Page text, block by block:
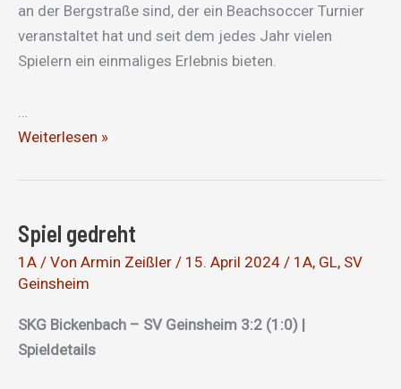
an der Bergstraße sind, der ein Beachsoccer Turnier
veranstaltet hat und seit dem jedes Jahr vielen
Spielern ein einmaliges Erlebnis bieten.
…
Beachsoccer
Weiterlesen »
Spiel gedreht
1A / Von Armin Zeißler / 15. April 2024 / 1A, GL, SV
Geinsheim
SKG Bickenbach – SV Geinsheim 3:2 (1:0) |
Spieldetails